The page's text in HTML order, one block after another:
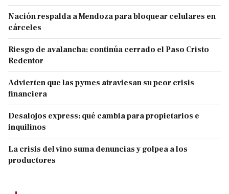
Nación respalda a Mendoza para bloquear celulares en
cárceles
Riesgo de avalancha: continúa cerrado el Paso Cristo
Redentor
Advierten que las pymes atraviesan su peor crisis
financiera
Desalojos express: qué cambia para propietarios e
inquilinos
La crisis del vino suma denuncias y golpea a los
productores